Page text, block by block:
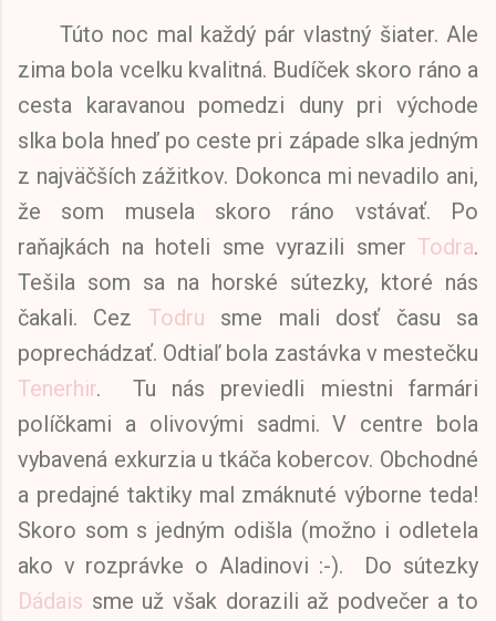
Túto noc mal každý pár vlastný šiater. Ale
zima bola vcelku kvalitná. Budíček skoro ráno a
cesta karavanou pomedzi duny pri východe
slka bola hneď po ceste pri západe slka jedným
z najväčších zážitkov. Dokonca mi nevadilo ani,
že som musela skoro ráno vstávať. Po
raňajkách na hoteli sme vyrazili smer Todra.
Tešila som sa na horské sútezky, ktoré nás
čakali. Cez Todru sme mali dosť času sa
poprechádzať. Odtiaľ bola zastávka v mestečku
Tenerhir. Tu nás previedli miestni farmári
políčkami a olivovými sadmi. V centre bola
vybavená exkurzia u tkáča kobercov. Obchodné
a predajné taktiky mal zmáknuté výborne teda!
Skoro som s jedným odišla (možno i odletela
ako v rozprávke o Aladinovi :-). Do sútezky
Dádais sme už však dorazili až podvečer a to